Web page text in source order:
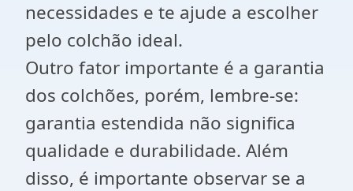
necessidades e te ajude a escolher
pelo colchão ideal.
Outro fator importante é a garantia
dos colchões, porém, lembre-se:
garantia estendida não significa
qualidade e durabilidade. Além
disso, é importante observar se a